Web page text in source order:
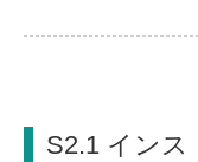
S2.1 インス